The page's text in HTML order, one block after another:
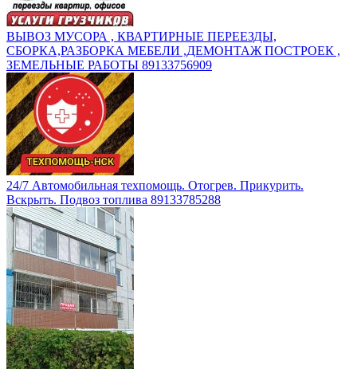
ВЫВОЗ МУСОРА , КВАРТИРНЫЕ ПЕРЕЕЗДЫ,
СБОРКА,РАЗБОРКА МЕБЕЛИ ,ДЕМОНТАЖ ПОСТРОЕК ,
ЗЕМЕЛЬНЫЕ РАБОТЫ 89133756909
24/7 Автомобильная техпомощь. Отогрев. Прикурить.
Вскрыть. Подвоз топлива 89133785288